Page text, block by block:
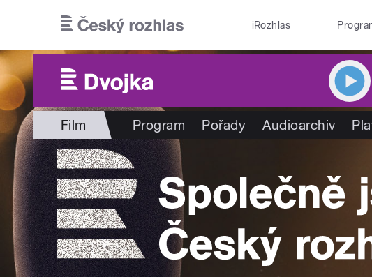
iRozhlas
Film Program Pořady Audioarchiv